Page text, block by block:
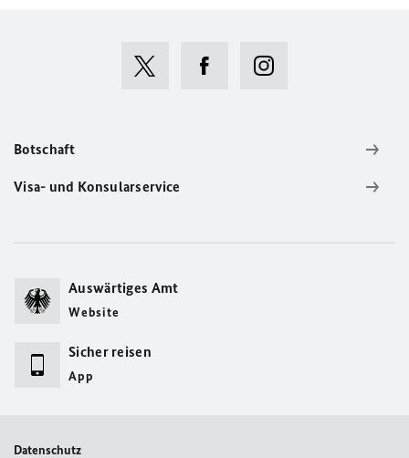
Botschaft
Visa- und Konsularservice
Auswärtiges Amt
Website
Sicher reisen
App
Datenschutz